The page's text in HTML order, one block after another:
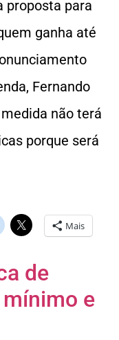
proposta para
ganha até
Fernando
não terá
porque será
Mais
de
e